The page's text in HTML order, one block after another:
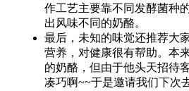
作工艺主要靠不同发酵菌种
出风味不同的奶酪。
最后，未知的味觉还推荐大
营养，对健康很有帮助。本
的奶酪，但由于他头天招待
凑巧啊~~于是邀请我们下次